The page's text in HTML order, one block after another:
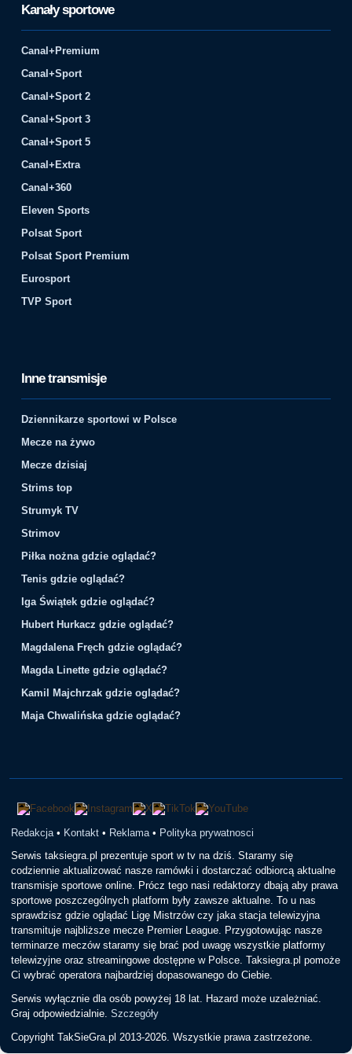
Kanały sportowe
Canal+Premium
Canal+Sport
Canal+Sport 2
Canal+Sport 3
Canal+Sport 5
Canal+Extra
Canal+360
Eleven Sports
Polsat Sport
Polsat Sport Premium
Eurosport
TVP Sport
Inne transmisje
Dziennikarze sportowi w Polsce
Mecze na żywo
Mecze dzisiaj
Strims top
Strumyk TV
Strimov
Piłka nożna gdzie oglądać?
Tenis gdzie oglądać?
Iga Świątek gdzie oglądać?
Hubert Hurkacz gdzie oglądać?
Magdalena Fręch gdzie oglądać?
Magda Linette gdzie oglądać?
Kamil Majchrzak gdzie oglądać?
Maja Chwalińska gdzie oglądać?
Redakcja • Kontakt • Reklama • Polityka prywatnosci
Serwis taksiegra.pl prezentuje sport w tv na dziś. Staramy się
codziennie aktualizować nasze ramówki i dostarczać odbiorcą aktualne
transmisje sportowe online. Prócz tego nasi redaktorzy dbają aby prawa
sportowe poszczególnych platform były zawsze aktualne. To u nas
sprawdzisz gdzie oglądać Ligę Mistrzów czy jaka stacja telewizyjna
transmituje najbliższe mecze Premier League. Przygotowując nasze
terminarze meczów staramy się brać pod uwagę wszystkie platformy
telewizyjne oraz streamingowe dostępne w Polsce. Taksiegra.pl pomoże
Ci wybrać operatora najbardziej dopasowanego do Ciebie.
Serwis wyłącznie dla osób powyżej 18 lat. Hazard może uzależniać.
Graj odpowiedzialnie.Szczegóły
Copyright TakSieGra.pl 2013-2026. Wszystkie prawa zastrzeżone.